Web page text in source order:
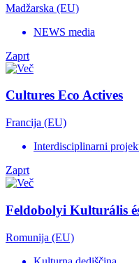
Madžarska (EU)
NEWS media
Zaprt
Cultures Eco Actives
Francija (EU)
Interdisciplinarni
Zaprt
Feldobolyi Kulturális
Romunija (EU)